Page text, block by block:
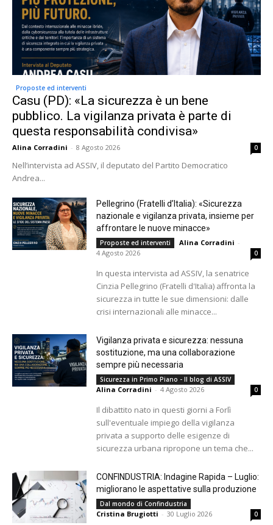
Proposte ed interventi
Casu (PD): «La sicurezza è un bene
pubblico. La vigilanza privata è parte di
questa responsabilità condivisa»
Alina Corradini - 8 Agosto 2026 0
Nell’intervista ad ASSIV, il deputato del Partito Democratico
Andrea...
Pellegrino (Fratelli d’Italia): «Sicurezza
nazionale e vigilanza privata, insieme per
affrontare le nuove minacce»
Proposte ed interventi Alina Corradini -
4 Agosto 2026
0
In questa intervista ad ASSIV, la senatrice
Cinzia Pellegrino (Fratelli d'Italia) affronta la
sicurezza in tutte le sue dimensioni: dalle
crisi internazionali alle minacce...
Vigilanza privata e sicurezza: nessuna
sostituzione, ma una collaborazione
sempre più necessaria
Sicurezza in Primo Piano - Il blog di ASSIV
Alina Corradini - 4 Agosto 2026 0
Il dibattito nato in questi giorni a Forlì
sull'eventuale impiego della vigilanza
privata a supporto delle esigenze di
sicurezza urbana ripropone un tema che...
CONFINDUSTRIA: Indagine Rapida – Luglio:
migliorano le aspettative sulla produzione
Dal mondo di Confindustria
Cristina Brugiotti - 30 Luglio 2026 0